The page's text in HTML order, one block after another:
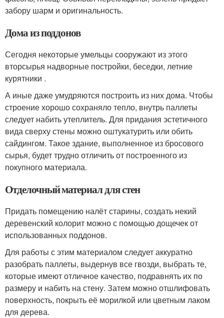
забору шарм и оригинальность.
Дома из поддонов
Сегодня некоторые умельцы сооружают из этого
вторсырья надворные постройки, беседки, летние
курятники .
А иные даже умудряются построить из них дома. Чтобы
строение хорошо сохраняло тепло, внутрь паллеты
следует набить утеплитель. Для придания эстетичного
вида сверху стены можно оштукатурить или обить
сайдингом. Такое здание, выполненное из бросового
сырья, будет трудно отличить от построенного из
покупного материала.
Отделочный материал для стен
Придать помещению налёт старины, создать некий
деревенский колорит можно с помощью дощечек от
использованных поддонов.
Для работы с этим материалом следует аккуратно
разобрать паллеты, выдернув все гвозди, выбрать те,
которые имеют отличное качество, подравнять их по
размеру и набить на стену. Затем можно отшлифовать
поверхность, покрыть её морилкой или цветным лаком
для дерева.